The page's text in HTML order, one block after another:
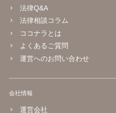
法律Q&A
法律相談コラム
ココナラとは
よくあるご質問
運営へのお問い合わせ
会社情報
運営会社